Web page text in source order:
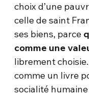
choix d’une
celle de saint
ses biens, parce
comme une
librement
comme un livre
socialité